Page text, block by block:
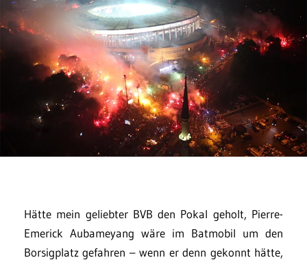
Hätte mein geliebter BVB den Pokal geholt, Pierre-
Emerick Aubameyang wäre im Batmobil um den
Borsigplatz gefahren – wenn er denn gekonnt hätte,